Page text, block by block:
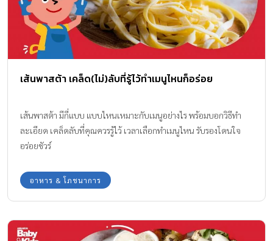
เส้นพาสต้า เคล็ด(ไม่)ลับที่รู้ไว้ทำเมนูไหนก็อร่อย
เส้นพาสต้า มีกี่แบบ แบบไหนเหมาะกับเมนูอย่างไร พร้อมบอกวิธีทำ
ละเอียด เคล็ดลับที่คุณควรรู้ไว้ เวลาเลือกทำเมนูไหน รับรองโดนใจ
อร่อยชัวร์
อาหาร & โภชนาการ